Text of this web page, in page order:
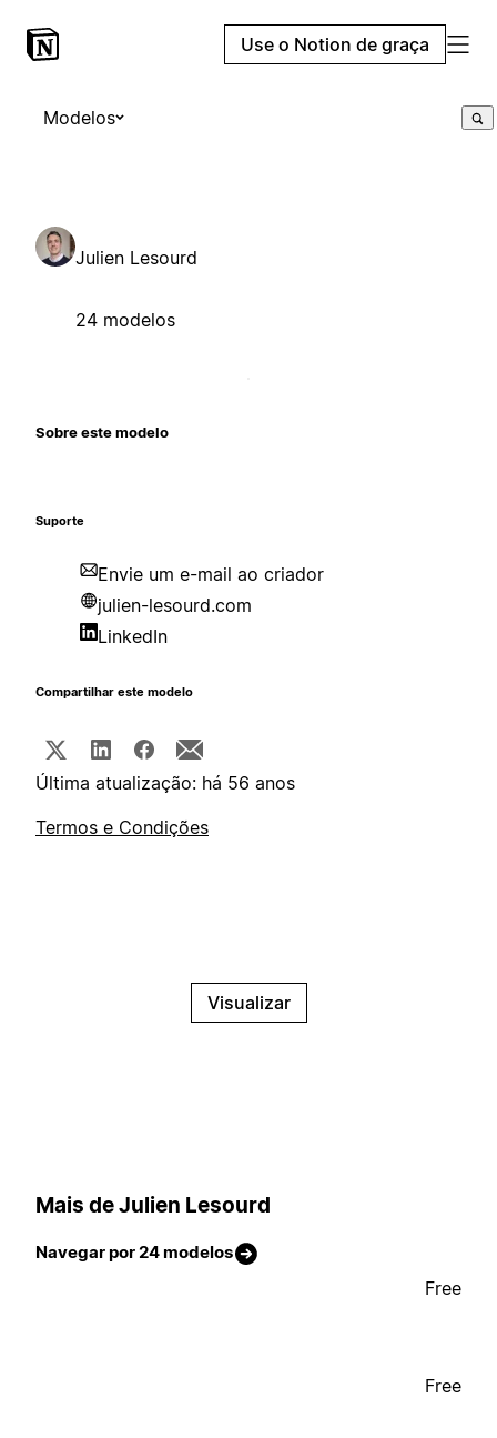
Use o Notion de graça
Modelos
Julien Lesourd
24 modelos
Sobre este modelo
Suporte
Envie um e-mail ao criador
julien-lesourd.com
LinkedIn
Compartilhar este modelo
Última atualização: há 56 anos
Termos e Condições
Visualizar
Mais de Julien Lesourd
Navegar por 24 modelos
Free
Free